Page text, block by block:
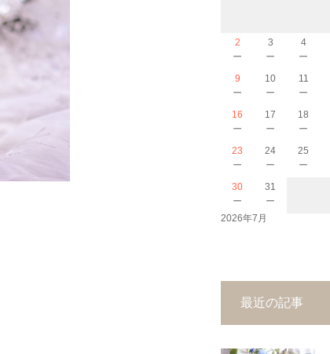
2
－
3
－
4
－
9
－
10
－
11
－
16
－
17
－
18
－
23
－
24
－
25
－
30
－
31
－
2026年7月
最近の記事